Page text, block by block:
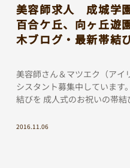
美容師求人 成城学
百合ケ丘、向ヶ丘
木ブログ・最新帯結
美容師さん＆マツエク（アイ
シスタント募集中しています
結びを 成人式のお祝いの帯
2016.11.06